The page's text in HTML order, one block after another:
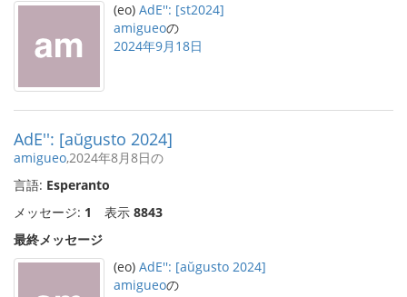
(eo) AdE'': [st2024]
amigueoの
2024年9月18日
AdE'': [aŭgusto 2024]
amigueo,2024年8月8日の
言語: Esperanto
メッセージ: 1 表示 8843
最終メッセージ
(eo) AdE'': [aŭgusto 2024]
amigueoの